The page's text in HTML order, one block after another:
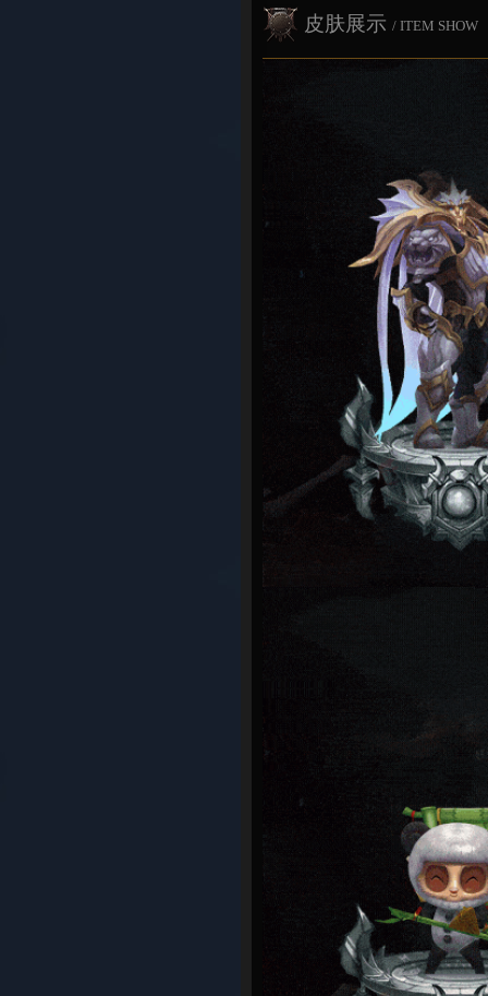
皮肤展示 / ITEM SHOW